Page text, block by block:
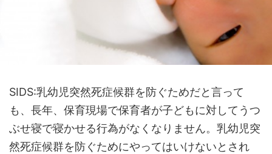
SIDS:乳幼児突然死症候群を防ぐためだと言って
も、長年、保育現場で保育者が子どもに対してうつ
ぶせ寝で寝かせる行為がなくなりません。乳幼児突
然死症候群を防ぐためにやってはいけないとされ